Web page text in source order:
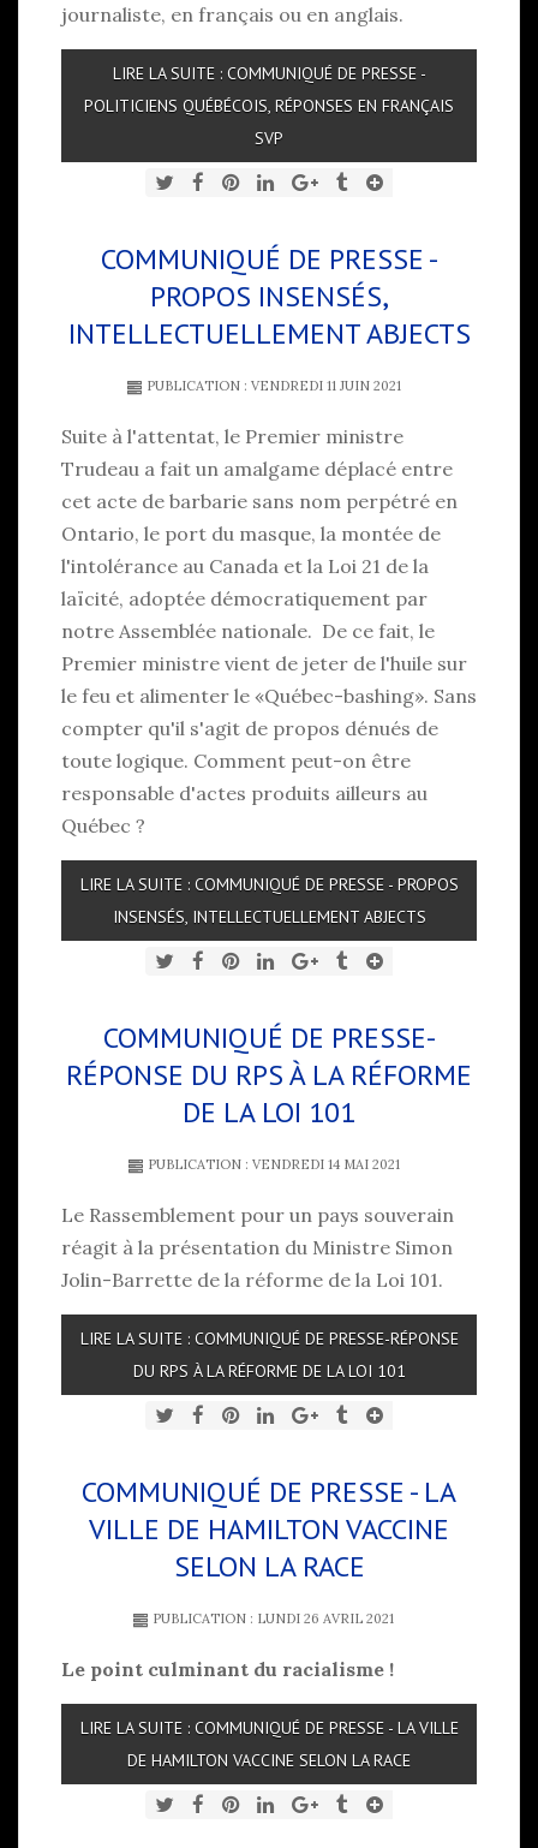
journaliste, en français ou en anglais.
LIRE LA SUITE : COMMUNIQUÉ DE PRESSE -
POLITICIENS QUÉBÉCOIS, RÉPONSES EN FRANÇAIS
SVP
COMMUNIQUÉ DE PRESSE -
PROPOS INSENSÉS,
INTELLECTUELLEMENT ABJECTS
PUBLICATION : VENDREDI 11 JUIN 2021
Suite à l'attentat, le Premier ministre
Trudeau a fait un amalgame déplacé entre
cet acte de barbarie sans nom perpétré en
Ontario, le port du masque, la montée de
l'intolérance au Canada et la Loi 21 de la
laïcité, adoptée démocratiquement par
notre Assemblée nationale. De ce fait, le
Premier ministre vient de jeter de l'huile sur
le feu et alimenter le «Québec-bashing». Sans
compter qu'il s'agit de propos dénués de
toute logique. Comment peut-on être
responsable d'actes produits ailleurs au
Québec ?
LIRE LA SUITE : COMMUNIQUÉ DE PRESSE - PROPOS
INSENSÉS, INTELLECTUELLEMENT ABJECTS
COMMUNIQUÉ DE PRESSE-
RÉPONSE DU RPS À LA RÉFORME
DE LA LOI 101
PUBLICATION : VENDREDI 14 MAI 2021
Le Rassemblement pour un pays souverain
réagit à la présentation du Ministre Simon
Jolin-Barrette de la réforme de la Loi 101.
LIRE LA SUITE : COMMUNIQUÉ DE PRESSE-RÉPONSE
DU RPS À LA RÉFORME DE LA LOI 101
COMMUNIQUÉ DE PRESSE - LA
VILLE DE HAMILTON VACCINE
SELON LA RACE
PUBLICATION : LUNDI 26 AVRIL 2021
Le point culminant du racialisme !
LIRE LA SUITE : COMMUNIQUÉ DE PRESSE - LA VILLE
DE HAMILTON VACCINE SELON LA RACE